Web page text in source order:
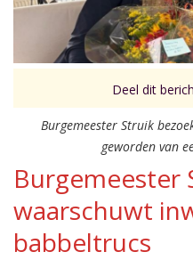
Deel dit
Burgemeester Struik
geworden van
Burgemeester
waarschuwt
babbeltrucs